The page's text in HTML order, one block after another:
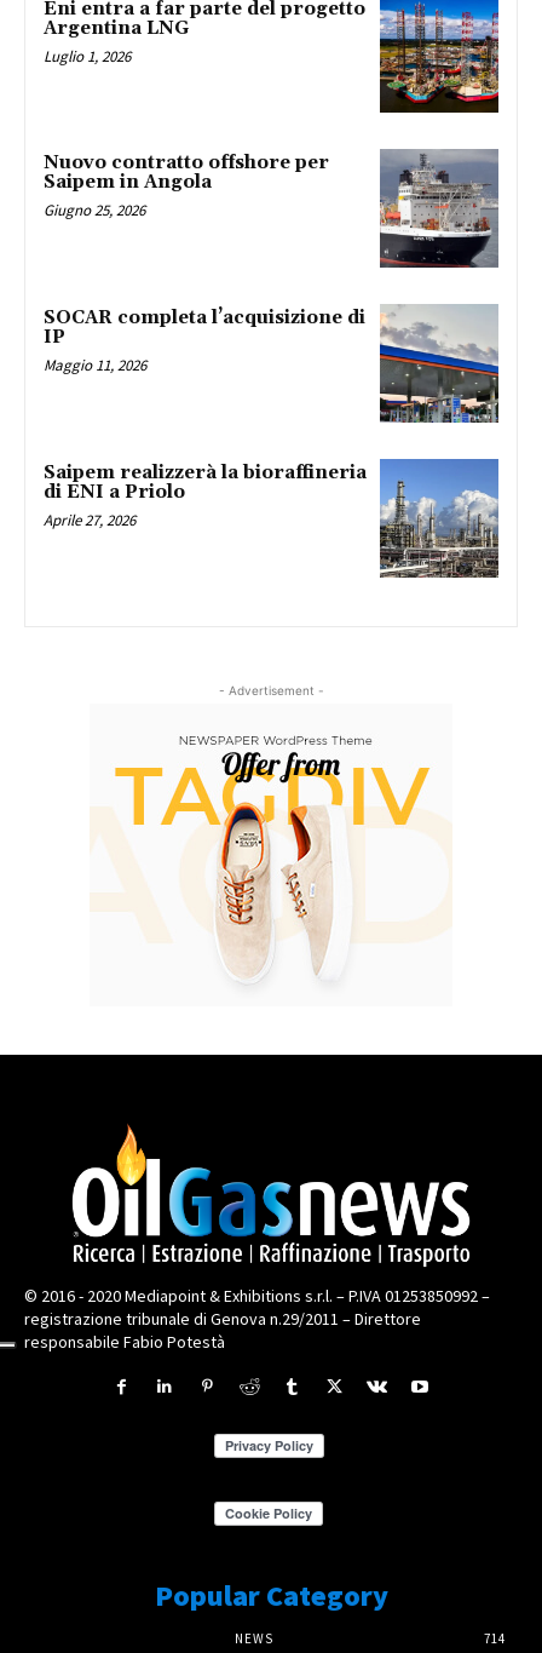
Eni entra a far parte del progetto
Argentina LNG
Luglio 1, 2026
Nuovo contratto offshore per
Saipem in Angola
Giugno 25, 2026
SOCAR completa l’acquisizione di
IP
Maggio 11, 2026
Saipem realizzerà la bioraffineria
di ENI a Priolo
Aprile 27, 2026
- Advertisement -
© 2016 - 2020 Mediapoint & Exhibitions s.r.l. – P.IVA 01253850992 –
registrazione tribunale di Genova n.29/2011 – Direttore
responsabile Fabio Potestà
Popular Category
NEWS 714